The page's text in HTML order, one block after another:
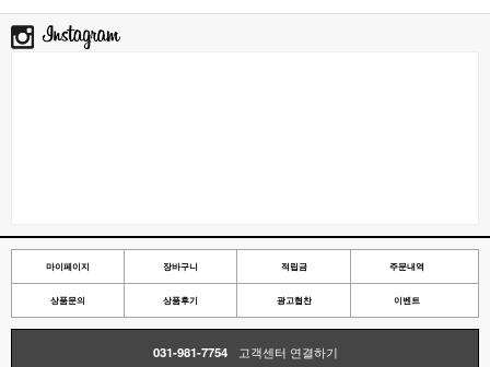
마이페이지 장바구니 적립금 주문내역
상품문의 상품후기 광고협찬 이벤트
031-981-7754 고객센터 연결하기